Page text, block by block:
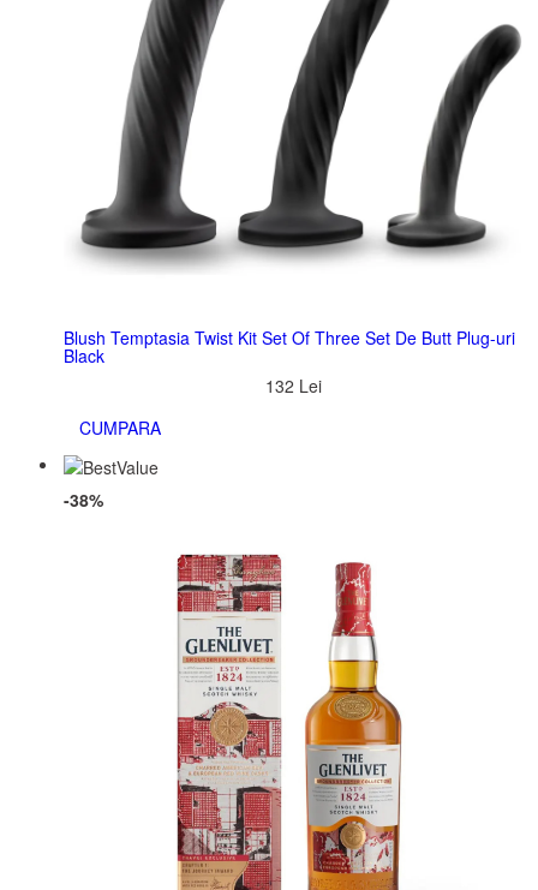
Blush Temptasia Twist Kit Set Of Three Set De Butt Plug-uri
Black
132 Lei
CUMPARA
-38%